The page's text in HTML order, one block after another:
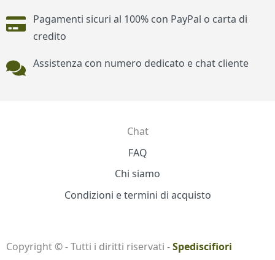
Pagamenti sicuri al 100% con PayPal o carta di
credito
Assistenza con numero dedicato e chat cliente
Chat
FAQ
Chi siamo
Condizioni e termini di acquisto
Copyright © - Tutti i diritti riservati -Spediscifiori